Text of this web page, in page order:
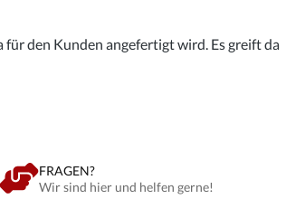
den Kunden angefertigt wird. Es greift da
FRAGEN?
Wir sind hier und helfen gerne!